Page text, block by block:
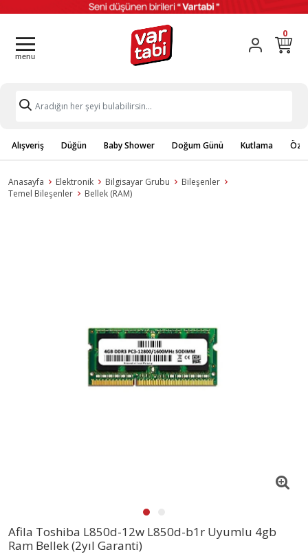
0
Alışveriş Düğün Baby Shower Doğum Günü Kutlama
Anasayfa Elektronik Bilgisayar Grubu
Bileşenler
Temel Bileşenler
Bellek (RAM)
Afila Toshiba L850d-12w L850d-b1r Uyumlu 4gb
Ram Bellek (2yıl Garanti)